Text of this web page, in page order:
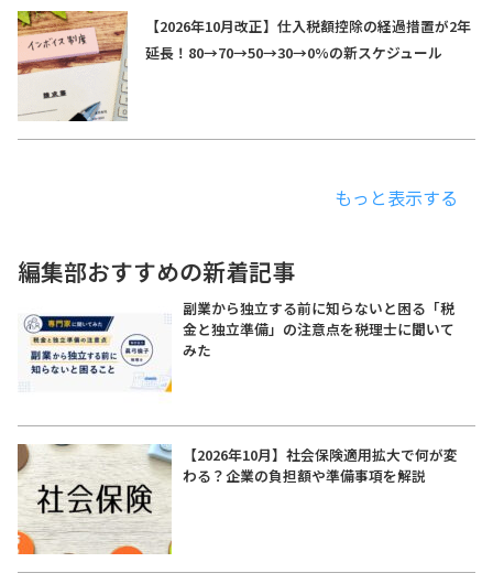
【2026年10月改正】仕入税額控除の経過措置が2年
延長！80→70→50→30→0%の新スケジュール
もっと表示する
編集部おすすめの新着記事
副業から独立する前に知らないと困る「税
金と独立準備」の注意点を税理士に聞いて
みた
【2026年10月】社会保険適用拡大で何が変
わる？企業の負担額や準備事項を解説